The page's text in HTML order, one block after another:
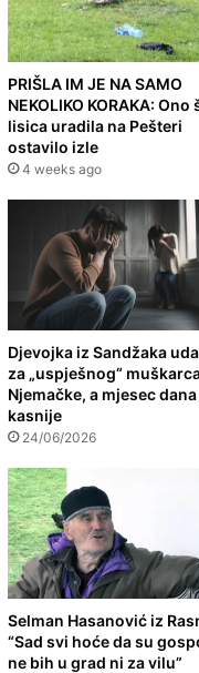
PRIŠLA IM JE NA SAMO
NEKOLIKO KORAKA: Ono
lisica uradila na Pešteri
ostavilo izle
4 weeks ago
Djevojka iz Sandžaka
za „uspješnog“
Njemačke, a mjesec dana
kasnije
24/06/2026
Selman Hasanović iz
“Sad svi hoće da su
ne bih u grad ni za vilu”